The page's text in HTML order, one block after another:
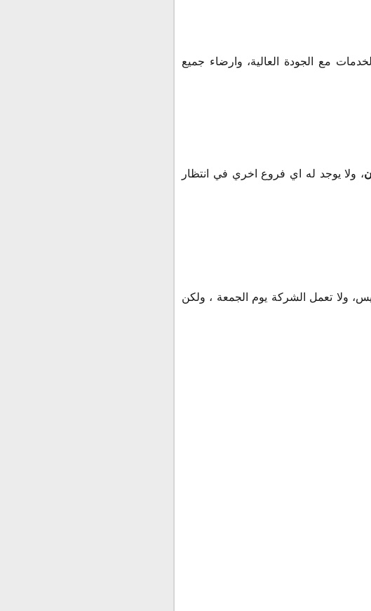
مع الجودة العالية، وارضاء جميع
، ولا يوجد له اي فروع اخري في انتظار
10 مساءا من السبت الي الخميس، ولا تعمل الشركة يوم الجمعة ، ولكن